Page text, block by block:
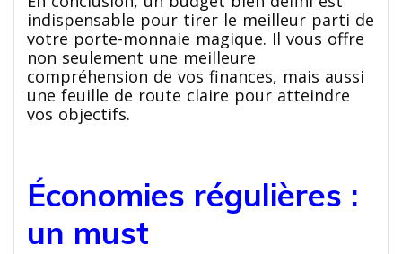
indispensable pour tirer le meilleur parti de
votre porte-monnaie magique. Il vous offre
non seulement une meilleure
compréhension de vos finances, mais aussi
une feuille de route claire pour atteindre
vos objectifs.
Économies régulières :
un must